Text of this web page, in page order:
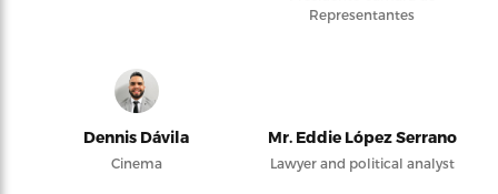
Representantes
Dennis Dávila
Cinema
Mr. Eddie López Serrano
Lawyer and political analyst